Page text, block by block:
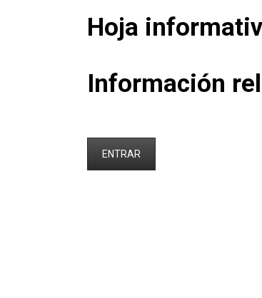
Hoja
Información
ENTRAR